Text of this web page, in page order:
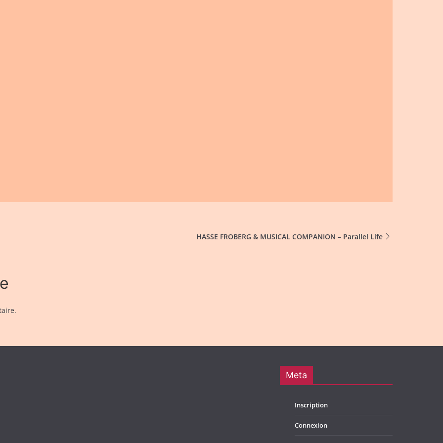
HASSE FROBERG & MUSICAL COMPANION – Parallel Life
Meta
Inscription
Connexion